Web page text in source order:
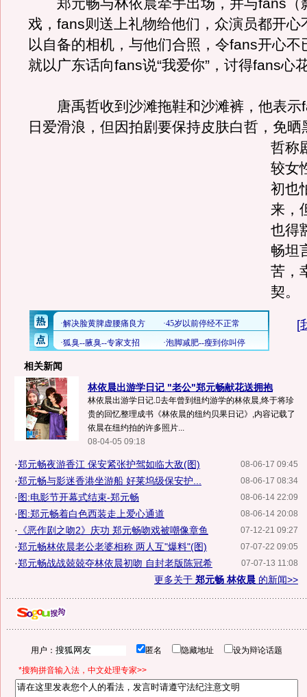
郑元畅与林依晨牵手出场，并与fans（
戏，fans则送上礼物给他们，众演员都开心
以自备的相机，与他们合照，令fans开心不
就以广东话向fans说“我爱你”，讨得fans心
唐禹哲收到沙滩拖鞋和沙滩裤，他表示
日爱滑浪，但因拍剧要保持皮肤白哲，免晒
哲称
较女
初也
来，
也得
畅坦
苦，
契。
[
相关新闻
林依晨出游学日记 "老公"郑元畅献花送拥抱
林依晨出游学日记.去年曾到纽约游学的林依晨,终于将珍
贵的回忆整理成书《林依晨的纽约贝果日记》,内容记载了
依晨在纽约拍的许多照片...
08-04-05 09:18
08-06-17 09:45
·郑元畅夜游香江 保安紧张护驾如临大敌(图)
08-06-17 08:34
·郑元畅与影迷香港坐游船 好莱坞级保安护...
08-06-14 22:09
·图:电影节开幕式结束-郑元畅
08-06-14 20:08
·图:郑元畅着白色西装走上爱心通道
07-12-21 09:27
· 《恶作剧之吻2》庆功 郑元畅吻戏被嘲像章鱼
07-07-22 09:05
·郑元畅林依晨老公老婆相称 两人互"爆料"(图)
07-07-13 11:08
·郑元畅战战兢兢夺林依晨初吻 自封老版陈冠希
更多关于 郑元畅 林依晨 的新闻>>
用户： 匿名 隐藏地址 设为辩论话题
*搜狗拼音输入法，中文处理专家>>